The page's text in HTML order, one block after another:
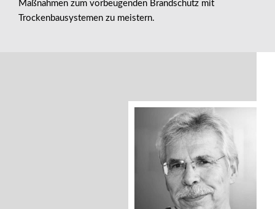
Maßnahmen zum vorbeugenden Brandschutz mit
Trockenbausystemen zu meistern.